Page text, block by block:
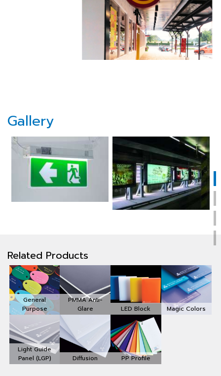
Gallery
Related Products
General
Purpose
PMMA Anti-
Glare
LED Block Magic Colors
Light Guide
Panel (LGP)
Diffusion PP Profile